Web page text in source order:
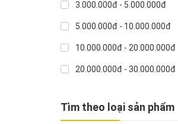
3.000.000đ - 5.000.000đ
5.000.000đ - 10.000.000đ
10.000.000đ - 20.000.000đ
20.000.000đ - 30.000.000đ
Tìm theo loại sản phẩm